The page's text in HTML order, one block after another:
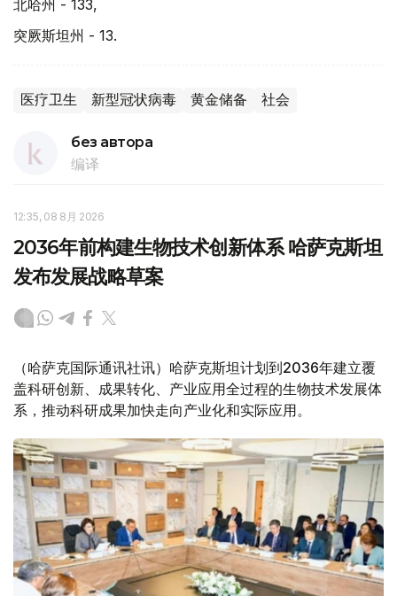
北哈州 - 133,
突厥斯坦州 - 13.
医疗卫生 新型冠状病毒 黄金储备 社会
без автора
编译
12:35, 08 8月 2026
2036年前构建生物技术创新体系 哈萨克斯坦
发布发展战略草案
（哈萨克国际通讯社讯）哈萨克斯坦计划到2036年建立覆
盖科研创新、成果转化、产业应用全过程的生物技术发展体
系，推动科研成果加快走向产业化和实际应用。